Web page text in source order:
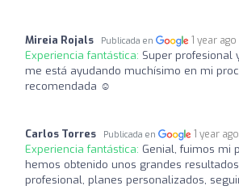
Mireia Rojals Publicada en 1 year ago
Experiencia fantástica: Super profesional
me está ayudando muchísimo en mi
recomendada ☺️
Carlos Torres Publicada en 1 year ago
Experiencia fantástica: Genial, fuimos mi
hemos obtenido unos grandes
profesional, planes personalizados,